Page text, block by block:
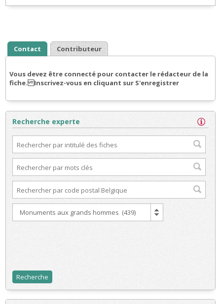
Contact Contributeur
Vous devez être connecté pour contacter le rédacteur de la
fiche. Inscrivez-vous en cliquant sur S'enregistrer
Recherche experte